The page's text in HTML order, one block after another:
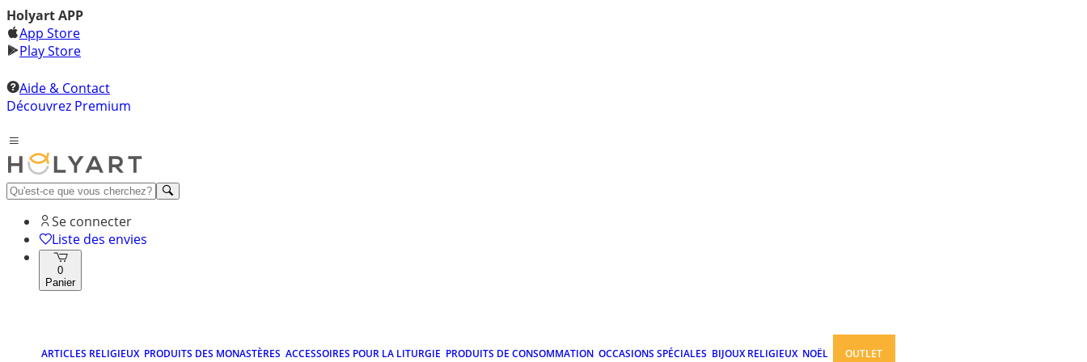
Holyart APP
App Store
Play Store
Aide & Contact
Découvrez Premium
Se connecter
Liste des envies
0
Panier
ARTICLES RELIGIEUX PRODUITS DES MONASTÈRES ACCESSOIRES POUR LA LITURGIE PRODUITS DE CONSOMMATION OCCASIONS SPÉCIALES BIJOUX RELIGIEUX NOËL OUTLET